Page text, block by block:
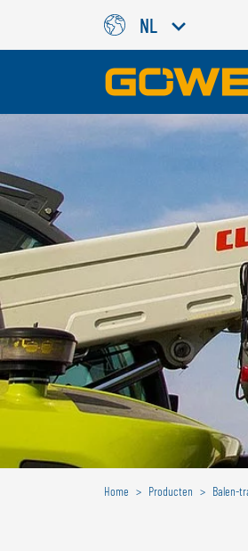
NL
Kies uw taal
INTERNATIONAAL
DEUTSCH
ENGLISH
FRANÇAIS
NEDERLANDS
Home Producten Balen-